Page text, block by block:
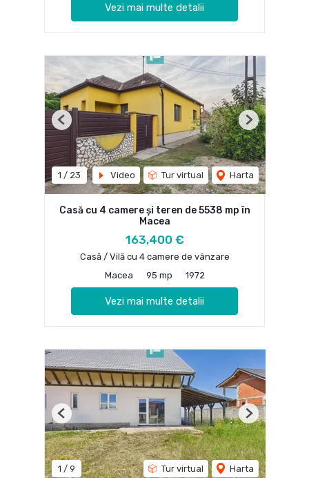
Vezi mai multe detalii
1 / 23 Video Tur virtual Harta
Previous Next
Casă cu 4 camere și teren de 5538 mp în
Macea
163,400 €
Casă / Vilă cu 4 camere de vânzare
Macea
95 mp 1972
Vezi mai multe detalii
1 / 9 Tur virtual Harta
Previous Next